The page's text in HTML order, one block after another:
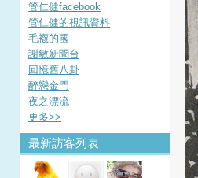
管仁健facebook
管仁健的視訊資料
毛襪的國
謝敏新聞台
回憶舊八卦
醉戀金門
夜之漂流
更多>>
最新訪客列表